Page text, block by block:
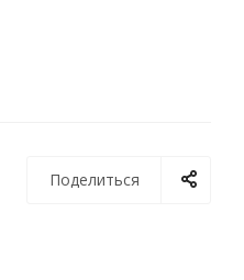
Поделиться